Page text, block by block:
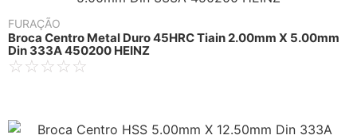
FURAÇÃO
Broca Centro Metal Duro 45HRC Tiain 2.00mm X 5.00mm
Din 333A 450200 HEINZ
☆☆☆☆☆